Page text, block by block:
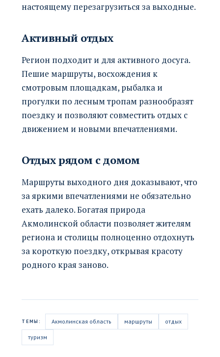
настоящему перезагрузиться за выходные.
Активный отдых
Регион подходит и для активного досуга.
Пешие маршруты, восхождения к
смотровым площадкам, рыбалка и
прогулки по лесным тропам разнообразят
поездку и позволяют совместить отдых с
движением и новыми впечатлениями.
Отдых рядом с домом
Маршруты выходного дня доказывают, что
за яркими впечатлениями не обязательно
ехать далеко. Богатая природа
Акмолинской области позволяет жителям
региона и столицы полноценно отдохнуть
за короткую поездку, открывая красоту
родного края заново.
ТЕМЫ: Акмолинская область маршруты отдых
туризм